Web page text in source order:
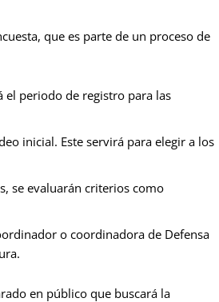
que es parte de un proceso de
el periodo de registro para las
inicial. Este servirá para elegir a los
se evaluarán criterios como
o coordinadora de Defensa
en público que buscará la